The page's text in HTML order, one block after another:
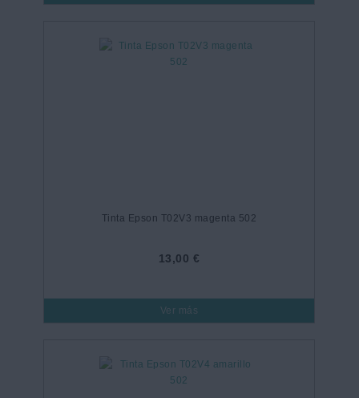
Tinta Epson T02V3 magenta 502
13,00 €
Ver más